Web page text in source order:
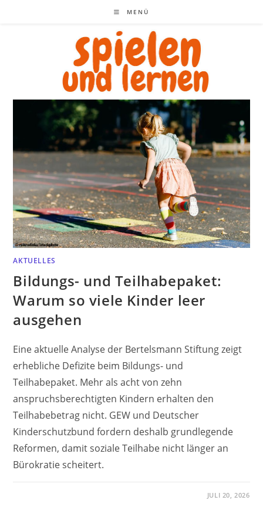
MENÜ
AKTUELLES
Bildungs- und Teilhabepaket:
Warum so viele Kinder leer
ausgehen
Eine aktuelle Analyse der Bertelsmann Stiftung zeigt
erhebliche Defizite beim Bildungs- und
Teilhabepaket. Mehr als acht von zehn
anspruchsberechtigten Kindern erhalten den
Teilhabebetrag nicht. GEW und Deutscher
Kinderschutzbund fordern deshalb grundlegende
Reformen, damit soziale Teilhabe nicht länger an
Bürokratie scheitert.
JULI 20, 2026